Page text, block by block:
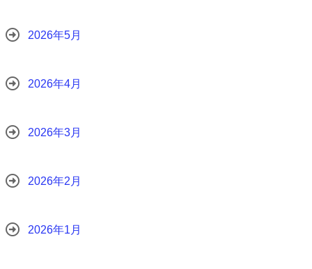
2026年5月
2026年4月
2026年3月
2026年2月
2026年1月